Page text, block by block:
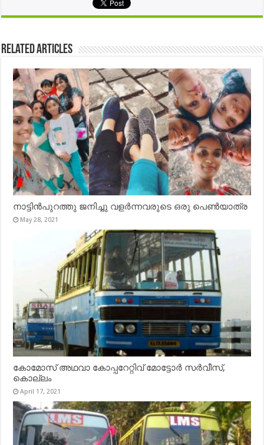
Related Articles
നാട്ടിൻപുറത്തു ജനിച്ചു വളർന്നവരുടെ ഒരു പെൺയാത്ര
May 28, 2021
കോമോസ് അഥവാ കോപ്പറേറ്റിവ് മോട്ടോര്‍ സര്‍വീസ്,
കൊല്ലം
April 17, 2021